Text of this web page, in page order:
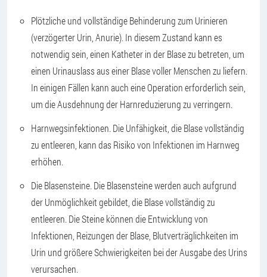
Plötzliche und vollständige Behinderung zum Urinieren
(verzögerter Urin, Anurie). In diesem Zustand kann es
notwendig sein, einen Katheter in der Blase zu betreten, um
einen Urinauslass aus einer Blase voller Menschen zu liefern.
In einigen Fällen kann auch eine Operation erforderlich sein,
um die Ausdehnung der Harnreduzierung zu verringern.
Harnwegsinfektionen. Die Unfähigkeit, die Blase vollständig
zu entleeren, kann das Risiko von Infektionen im Harnweg
erhöhen.
Die Blasensteine. Die Blasensteine werden auch aufgrund
der Unmöglichkeit gebildet, die Blase vollständig zu
entleeren. Die Steine können die Entwicklung von
Infektionen, Reizungen der Blase, Blutverträglichkeiten im
Urin und größere Schwierigkeiten bei der Ausgabe des Urins
verursachen.